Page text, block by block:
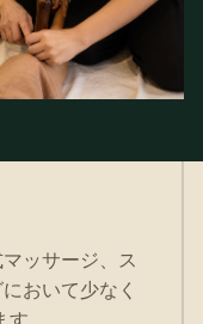
ッサージ、ス
おいて少なく